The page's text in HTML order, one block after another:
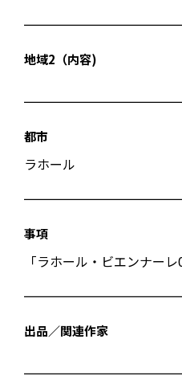
地域2（内容)
都市
ラホール
事項
「ラホール・ビエンナー
出品／関連作家